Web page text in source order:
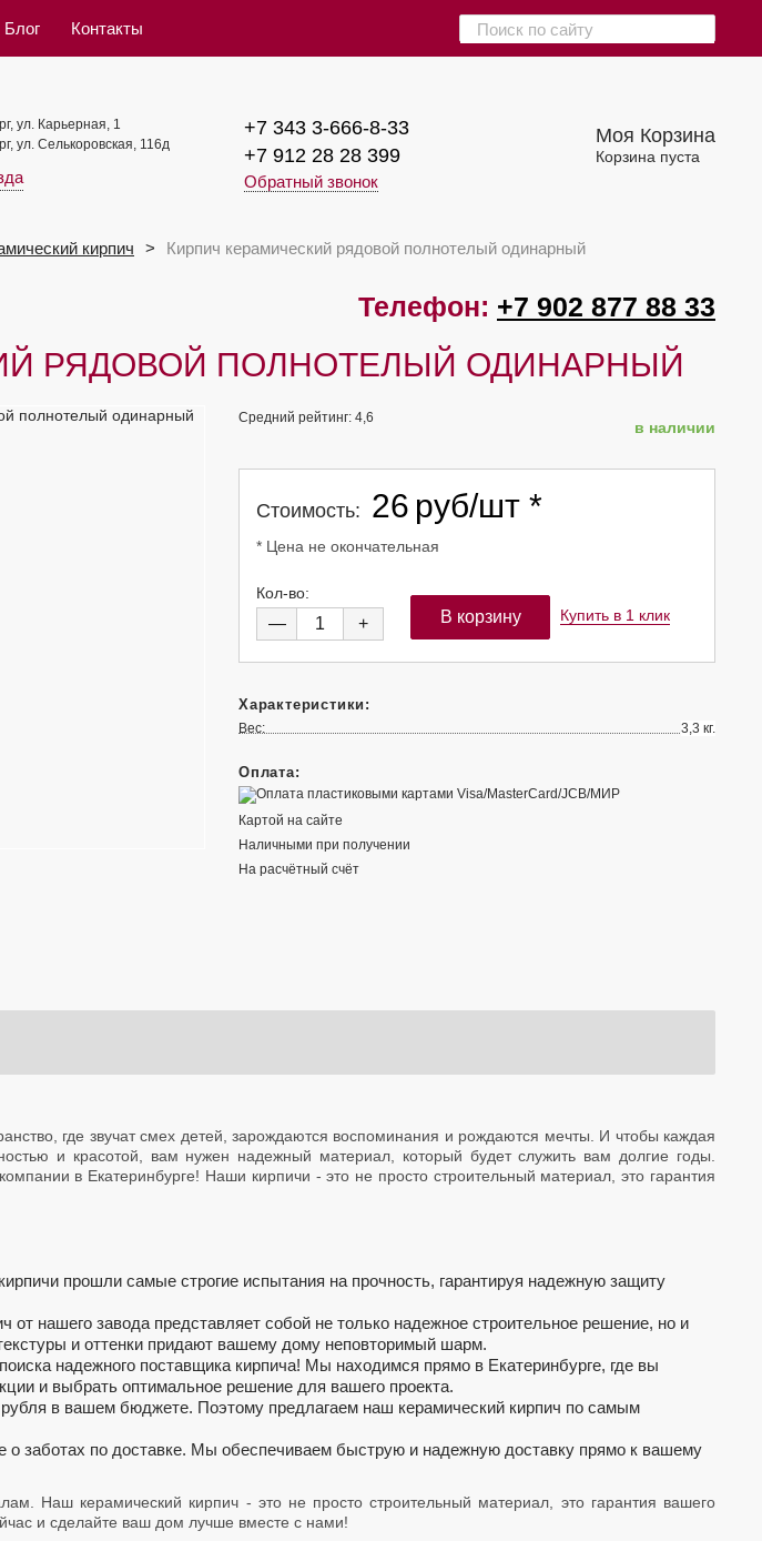
Блог Контакты
ул. Карьерная, 1
ул. Селькоровская, 116д
+7 343 3-666-8-33
+7 912 28 28 399
Обратный звонок
Моя Корзина
Корзина пуста
кирпич Кирпич керамический рядовой полнотелый одинарный
Телефон: +7 902 877 88 33
РЯДОВОЙ ПОЛНОТЕЛЫЙ ОДИНАРНЫЙ
Средний рейтинг: 4,6
в наличии
Стоимость: 26 руб/шт *
* Цена не окончательная
Кол-во:
— + Купить в 1 клик
Характеристики:
Вес: 3,3 кг.
Оплата:
Картой на сайте
Наличными при получении
На расчётный счёт
где звучат смех детей, зарождаются воспоминания и рождаются мечты. И чтобы каждая
и красотой, вам нужен надежный материал, который будет служить вам долгие годы.
в Екатеринбурге! Наши кирпичи - это не просто строительный материал, это гарантия
прошли самые строгие испытания на прочность, гарантируя надежную защиту
от нашего завода представляет собой не только надежное строительное решение, но и
и оттенки придают вашему дому неповторимый шарм.
надежного поставщика кирпича! Мы находимся прямо в Екатеринбурге, где вы
и выбрать оптимальное решение для вашего проекта.
в вашем бюджете. Поэтому предлагаем наш керамический кирпич по самым
о заботах по доставке. Мы обеспечиваем быструю и надежную доставку прямо к вашему
Наш керамический кирпич - это не просто строительный материал, это гарантия вашего
и сделайте ваш дом лучше вместе с нами!